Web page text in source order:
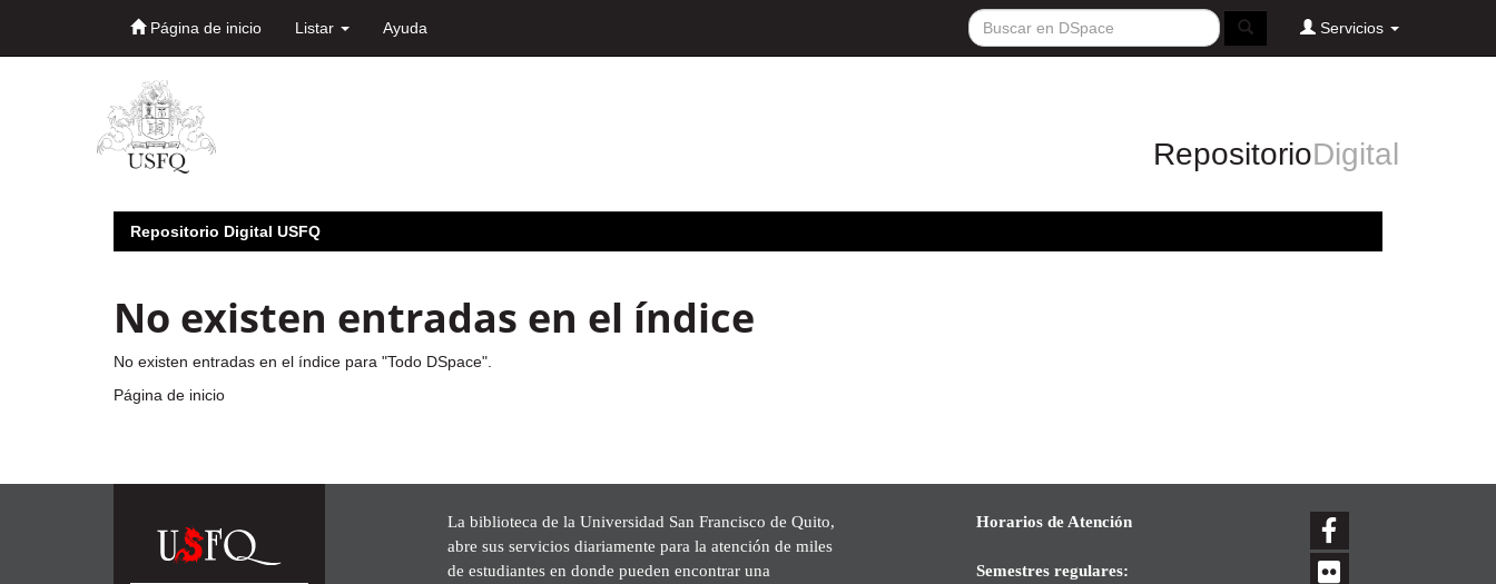
Página de inicio Listar Ayuda Servicios
RepositorioDigital
Repositorio Digital USFQ
No existen entradas en el índice
No existen entradas en el índice para "Todo DSpace".
Página de inicio
La biblioteca de la Universidad San Francisco de Quito,
abre sus servicios diariamente para la atención de miles
de estudiantes en donde pueden encontrar una
Horarios de Atención
Semestres regulares: